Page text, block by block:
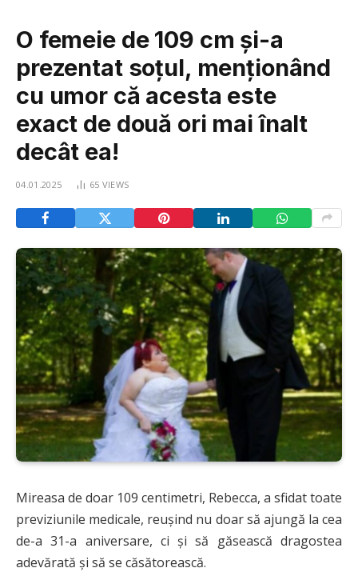
O femeie de 109 cm și-a
prezentat soțul, menționând
cu umor că acesta este
exact de două ori mai înalt
decât ea!
04.01.2025 65 VIEWS
Mireasa de doar 109 centimetri, Rebecca, a sfidat toate
previziunile medicale, reușind nu doar să ajungă la cea
de-a 31-a aniversare, ci și să găsească dragostea
adevărată și să se căsătorească.